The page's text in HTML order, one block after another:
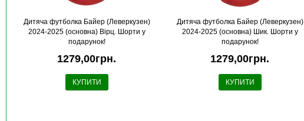
Дитяча футболка Байер (Леверкузен)
2024-2025 (основна) Вірц. Шорти у
подарунок!
1279,00грн.
КУПИТИ
Дитяча футболка Байер (Леверкузен)
2024-2025 (основна) Шик. Шорти у
подарунок!
1279,00грн.
КУПИТИ